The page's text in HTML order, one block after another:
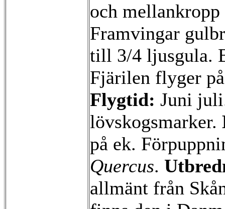
och
Framvingar
till 3/4 ljusgula.
Fjärilen flyger
Flygtid: Juni
lövskogsmarker.
på ek.
Quercus.
allmänt från